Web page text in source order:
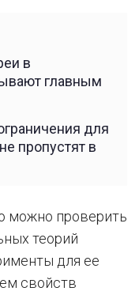
в
главным
для
пропустят в
можно проверить
теорий
для ее
свойств